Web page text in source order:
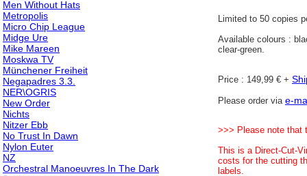
Men Without Hats
Metropolis
Micro Chip League
Midge Ure
Mike Mareen
Moskwa TV
Münchener Freiheit
Negapadres 3.3.
NER\OGRIS
New Order
Nichts
Nitzer Ebb
No Trust In Dawn
Nylon Euter
NZ
Orchestral Manoeuvres In The Dark
Limited to 50 copies
Available colours :
clear-green.
Price : 149,99 € +
Please order via e-
>>> Please note that
This is a Direct-Cut-
costs for the cutting
labels.